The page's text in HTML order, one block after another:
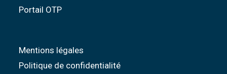
Portail OTP
Mentions légales
Politique de confidentialité